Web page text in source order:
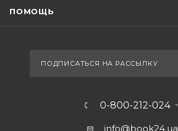
ПОМОЩЬ
ПОДПИСАТЬСЯ НА РАССЫЛКУ
0-800-212-024
info@book24.ua